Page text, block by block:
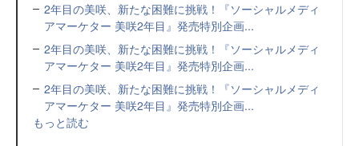
2年目の美咲、新たな困難に挑戦！『ソーシャルメディ
アマーケター 美咲2年目』発売特別企画...
2年目の美咲、新たな困難に挑戦！『ソーシャルメディ
アマーケター 美咲2年目』発売特別企画...
2年目の美咲、新たな困難に挑戦！『ソーシャルメディ
アマーケター 美咲2年目』発売特別企画...
もっと読む